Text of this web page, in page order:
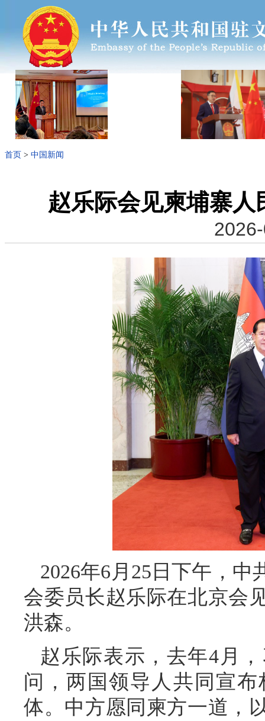
首页 > 中国新闻
赵乐际会见柬埔寨
2026年6月25日下午，
会委员长赵乐际在北京会
洪森。
赵乐际表示，去年4月
问，两国领导人共同宣
体。中方愿同柬方一道，